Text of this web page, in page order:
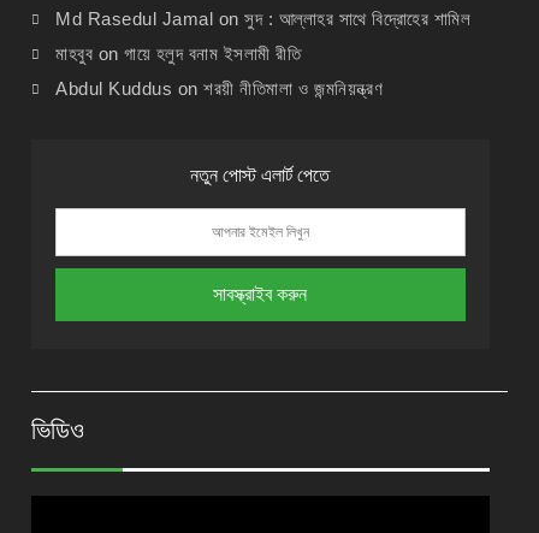
Md Rasedul Jamal onসুদ : আল্লাহর সাথে বিদ্রোহের শামিল
মাহবুব onগায়ে হলুদ বনাম ইসলামী রীতি
Abdul Kuddus onশরয়ী নীতিমালা ও জন্মনিয়ন্ত্রণ
নতুন পোস্ট এলার্ট পেতে
ভিডিও